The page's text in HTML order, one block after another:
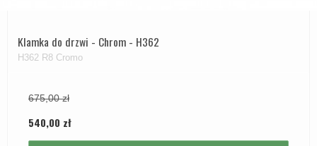
Klamka do drzwi - Chrom - H362
H362 R8 Cromo
675,00 zł
540,00 zł